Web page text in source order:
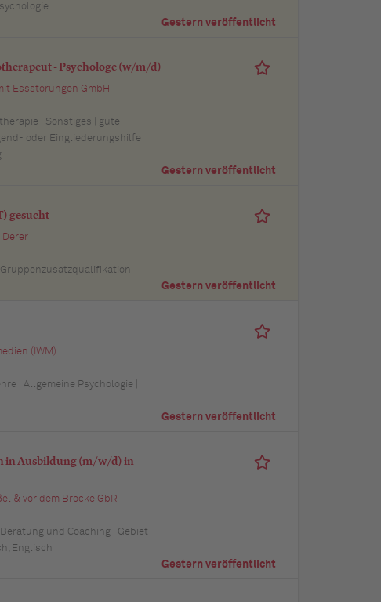
Gestern veröffentlicht
- Psychologe (w/m/d)
Essstörungen GmbH
| Sonstiges | gute
oder Eingliederungshilfe
Gestern veröffentlicht
gesucht
Derer
Gestern veröffentlicht
(IWM)
| Allgemeine Psychologie |
Gestern veröffentlicht
in Ausbildung (m/w/d) in
& vor dem Brocke GbR
und Coaching | Gebiet
Englisch
Gestern veröffentlicht